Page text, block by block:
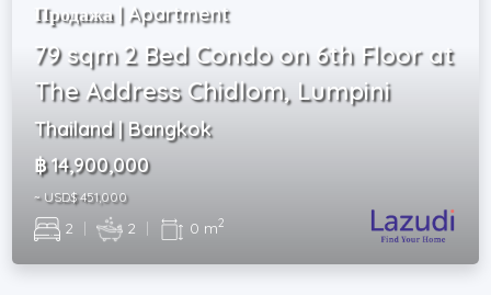
Продажа | Apartment
79 sqm 2 Bed Condo on 6th Floor at
The Address Chidlom, Lumpini
Thailand | Bangkok
฿ 14,900,000
~ USD$ 451,000
2 | 2 | 0 m2